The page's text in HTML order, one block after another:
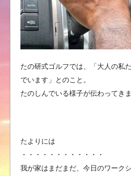
たの研式ゴルフでは、「大人の私
でいます」とのこと。
たのしんでいる様子が伝わってきま
たよりには
・・・・・・・・・・・・
我が家はまだまだ、今日のワーク